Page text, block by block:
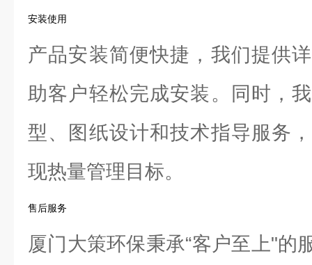
安装使用
产品安装简便快捷，我们提供
助客户轻松完成安装。同时，
型、图纸设计和技术指导服务
现热量管理目标。
售后服务
厦门大策环保秉承“客户至上"的